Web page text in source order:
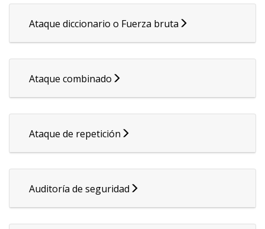
Ataque diccionario o Fuerza bruta
Ataque combinado
Ataque de repetición
Auditoría de seguridad